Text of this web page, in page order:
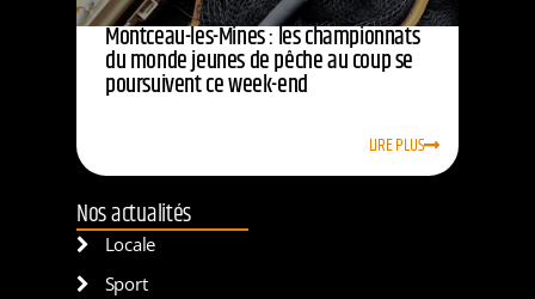
Montceau-les-Mines : les championnats
du monde jeunes de pêche au coup se
poursuivent ce week-end
LIRE PLUS
Nos actualités
Locale
Sport